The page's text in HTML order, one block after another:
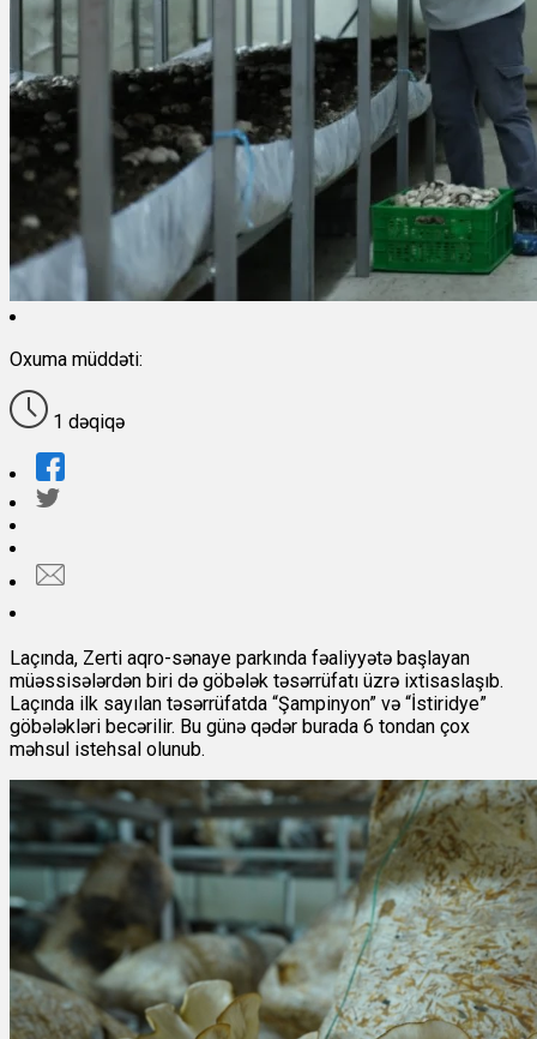
Oxuma müddəti:
1 dəqiqə
Laçında, Zerti aqro-sənaye parkında fəaliyyətə başlayan
müəssisələrdən biri də göbələk təsərrüfatı üzrə ixtisaslaşıb.
Laçında ilk sayılan təsərrüfatda “Şampinyon” və “İstiridye”
göbələkləri becərilir. Bu günə qədər burada 6 tondan çox
məhsul istehsal olunub.